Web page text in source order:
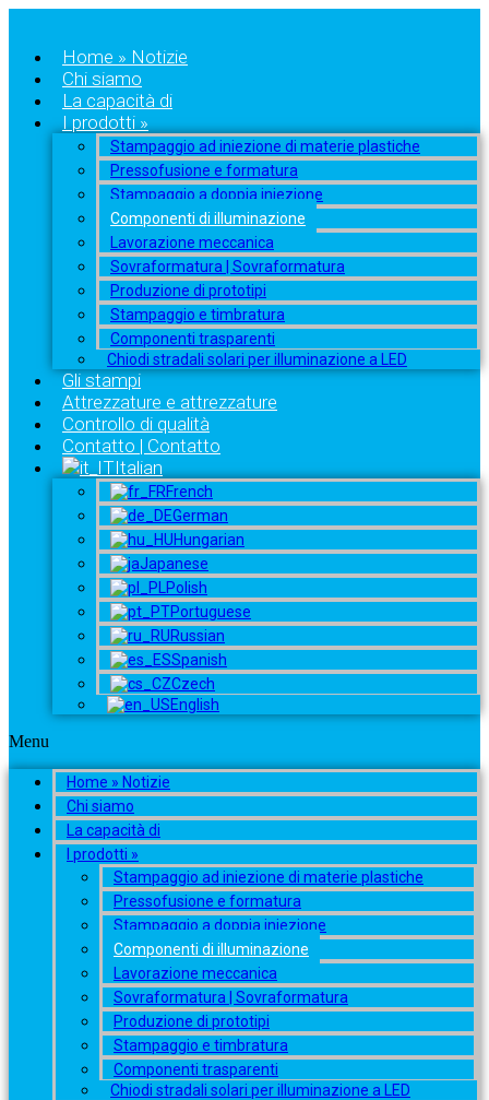
Home » Notizie
Chi siamo
La capacità di
I prodotti »
Stampaggio ad iniezione di materie plastiche
Pressofusione e formatura
Stampaggio a doppia iniezione
Componenti di illuminazione
Lavorazione meccanica
Sovraformatura | Sovraformatura
Produzione di prototipi
Stampaggio e timbratura
Componenti trasparenti
Chiodi stradali solari per illuminazione a LED
Gli stampi
Attrezzature e attrezzature
Controllo di qualità
Contatto | Contatto
Italian
French
German
Hungarian
Japanese
Polish
Portuguese
Russian
Spanish
Czech
English
Menu
Home » Notizie
Chi siamo
La capacità di
I prodotti »
Stampaggio ad iniezione di materie plastiche
Pressofusione e formatura
Stampaggio a doppia iniezione
Componenti di illuminazione
Lavorazione meccanica
Sovraformatura | Sovraformatura
Produzione di prototipi
Stampaggio e timbratura
Componenti trasparenti
Chiodi stradali solari per illuminazione a LED